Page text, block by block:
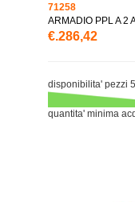
71258
ARMADIO PPL A 2
€.286,42
disponibilita' pezzi 5
quantita' minima